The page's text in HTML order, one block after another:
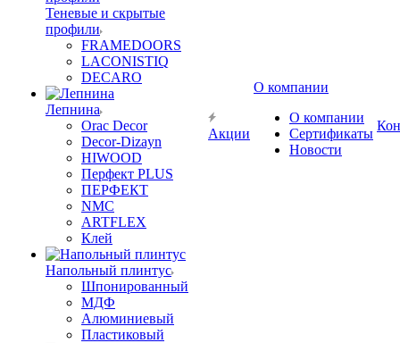
Теневые и скрытые
профили
FRAMEDOORS
LACONISTIQ
DECARO
Лепнина
Orac Decor
Decor-Dizayn
HIWOOD
Перфект PLUS
ПЕРФЕКТ
NMC
ARTFLEX
Клей
Напольный плинтус
Шпонированный
МДФ
Алюминиевый
Пластиковый
Акции
О компании
О компании
Сертификаты
Новости